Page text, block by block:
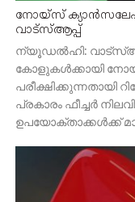
നോയ്സ്
വാട്സ്ആപ്പ്
ന്യൂഡല്‍ഹി:
കോളുകള്‍ക്കായി
പരീക്ഷിക്കുന്നതായി
പ്രകാരം ഫീച്ചര്‍
ഉപയോക്താക്കള്‍ക്ക്